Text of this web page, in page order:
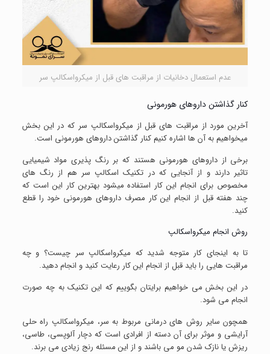
عدم استعمال دخانیات از مراقبت های قبل از میکرواسکالپ سر
کنار گذاشتن داروهای هورمونی
آخرین مورد از مراقبت های قبل از میکرواسکالپ سر که در این بخش
میخواهیم به آن ها اشاره کنیم کنار گذاشتن داروهای هورمونی است.
برخی از داروهای هورمونی هستند که بر رنگ پذیری مواد شیمیایی
تاثیر دارند و از آنجایی که در تکنیک اسکالپ سر هم از رنگ های
مخصوص برای انجام این کار استفاده میشود بهترین کار این است که
چند هفته قبل از انجام این کار مصرف داروهای هورمونی خود را قطع
کنید.
روش انجام میکرواسکالپ
تا به اینجای کار متوجه شدید که میکرواسکالپ سر چیست؟ و چه
مراقبت هایی را باید قبل از انجام این کار رعایت کنید و انجام دهید.
در این بخش می خواهیم برایتان بگوییم که این تکنیک به چه صورت
انجام می شود.
همچون سایر روش های درمانی مربوط به سر، میکرواسکالپ راه حلی
آرایشی و موثر برای آن دسته از افرادی است که دچار آلوپسی، طاسی،
ریزش یا نازک شدن مو می باشند و از این مسئله رنج زیادی می برند.